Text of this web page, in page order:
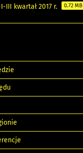
III kwartał 2017 r.
0.72 MB